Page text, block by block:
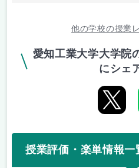
他の学校の授業
愛知工業大学大学院
にシェ
授業評価・楽単情報一